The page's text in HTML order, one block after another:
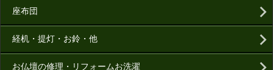
座布団
経机・提灯・お鈴・他
お仏壇の修理・リフォームお洗濯